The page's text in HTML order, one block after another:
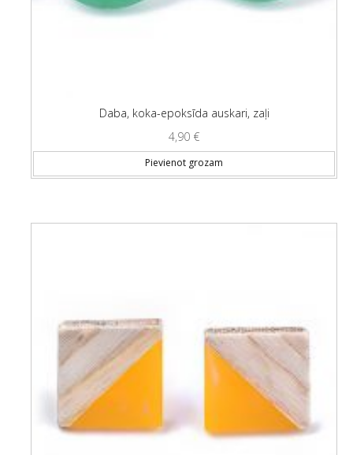
Daba, koka-epoksīda auskari, zaļi
4,90 €
Pievienot grozam